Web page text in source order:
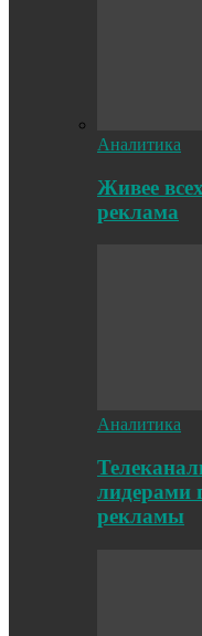
Аналитика
Живее
реклама
Аналитика
лидерами
рекламы